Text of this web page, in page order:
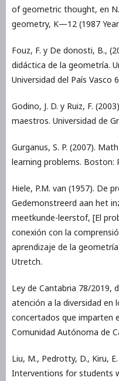
of geometric thought, en
geometry, K—12 (1987
Fouz, F. y De donosti, B.,
didáctica de la geometría.
Universidad del País Vasco
Godino, J. D. y Ruiz, F.
maestros. Universidad de
Gurganus, S. P. (2007).
learning problems. Boston:
Hiele, P.M. van (1957). De
Gedemonstreerd aan het
meetkunde-leerstof, [El
conexión con la
aprendizaje de la
Utretch.
Ley de Cantabria 78/2019,
atención a la diversidad en
concertados que imparten
Comunidad Autónoma de
Liu, M., Pedrotty, D., Kiru,
Interventions for students